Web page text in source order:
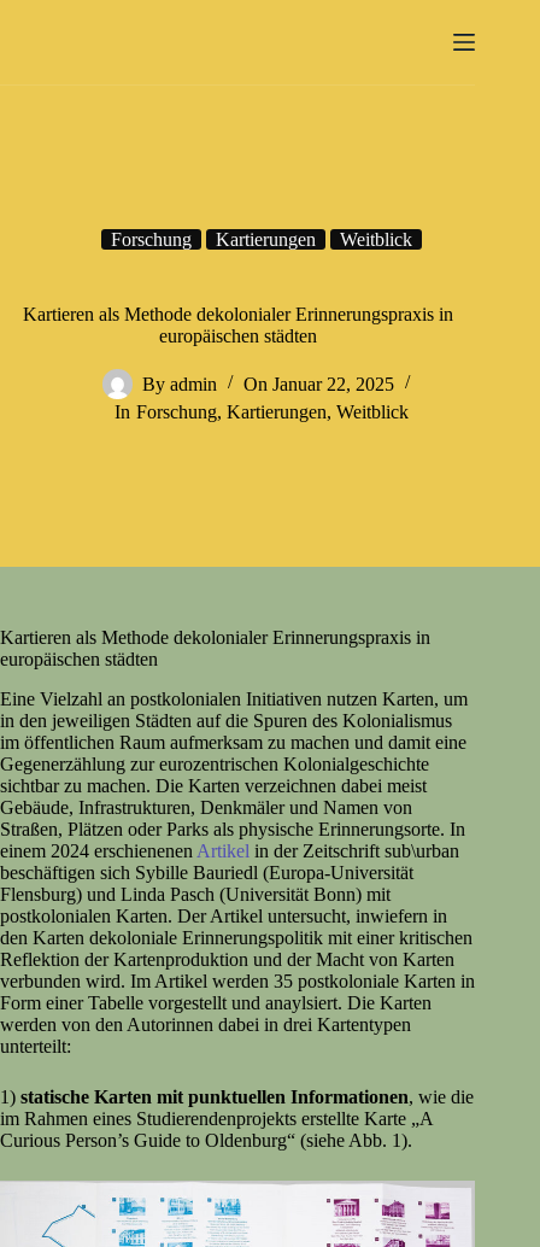
Forschung Kartierungen Weitblick
Kartieren als Methode dekolonialer Erinnerungspraxis in
europäischen städten
By admin On Januar 22, 2025
In Forschung, Kartierungen, Weitblick
Kartieren als Methode dekolonialer Erinnerungspraxis in
europäischen städten
Eine Vielzahl an postkolonialen Initiativen nutzen Karten, um
in den jeweiligen Städten auf die Spuren des Kolonialismus
im öffentlichen Raum aufmerksam zu machen und damit eine
Gegenerzählung zur eurozentrischen Kolonialgeschichte
sichtbar zu machen. Die Karten verzeichnen dabei meist
Gebäude, Infrastrukturen, Denkmäler und Namen von
Straßen, Plätzen oder Parks als physische Erinnerungsorte. In
einem 2024 erschienenen Artikel in der Zeitschrift sub\urban
beschäftigen sich Sybille Bauriedl (Europa-Universität
Flensburg) und Linda Pasch (Universität Bonn) mit
postkolonialen Karten. Der Artikel untersucht, inwiefern in
den Karten dekoloniale Erinnerungspolitik mit einer kritischen
Reflektion der Kartenproduktion und der Macht von Karten
verbunden wird. Im Artikel werden 35 postkoloniale Karten in
Form einer Tabelle vorgestellt und anaylsiert. Die Karten
werden von den Autorinnen dabei in drei Kartentypen
unterteilt:
1) statische Karten mit punktuellen Informationen, wie die
im Rahmen eines Studierendenprojekts erstellte Karte „A
Curious Person’s Guide to Oldenburg“ (siehe Abb. 1).